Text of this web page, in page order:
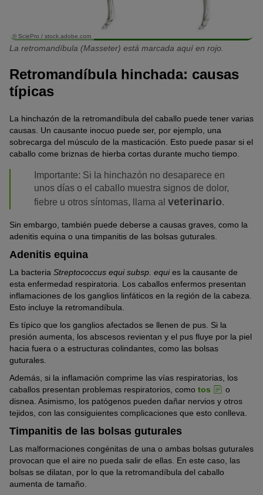
© SciePro / stock.adobe.com
La retromandíbula (Masseter) está marcada aquí en rojo.
Retromandíbula hinchada: causas
típicas
La hinchazón de la retromandíbula del caballo puede tener varias
causas. Un causante inocuo puede ser, por ejemplo, una
sobrecarga del músculo de la masticación. Esto puede pasar si el
caballo come briznas de hierba cortas durante mucho tiempo.
Importante: Si la hinchazón no desaparece en
unos días o el caballo muestra signos de dolor,
fiebre u otros síntomas, llama al veterinario.
Sin embargo, también puede deberse a causas graves, como la
adenitis equina o una timpanitis de las bolsas guturales.
Adenitis equina
La bacteria Streptococcus equi subsp. equies la causante de
esta enfermedad respiratoria. Los caballos enfermos presentan
inflamaciones de los ganglios linfáticos en la región de la cabeza.
Esto incluye la retromandíbula.
Es típico que los ganglios afectados se llenen de pus. Si la
presión aumenta, los abscesos revientan y el pus fluye por la piel
hacia fuera o a estructuras colindantes, como las bolsas
guturales.
Además, si la inflamación comprime las vías respiratorias, los
caballos presentan problemas respiratorios, como tos
o
disnea. Asimismo, los patógenos pueden dañar nervios y otros
tejidos, con las consiguientes complicaciones que esto conlleva.
Timpanitis de las bolsas guturales
Las malformaciones congénitas de una o ambas bolsas guturales
provocan que el aire no pueda salir de ellas. En este caso, las
bolsas se dilatan, por lo que la retromandíbula del caballo
aumenta de tamaño.